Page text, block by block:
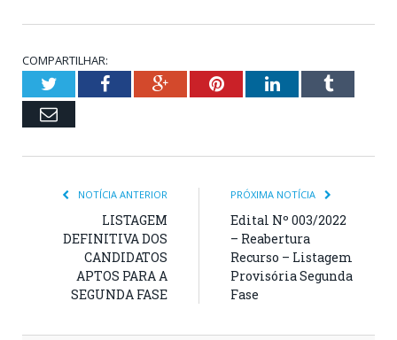
COMPARTILHAR:
TwitterFacebookGoogle+PinterestLinkedInTumblr
Email
NOTÍCIA ANTERIOR
LISTAGEM
DEFINITIVA DOS
CANDIDATOS
APTOS PARA A
SEGUNDA FASE
PRÓXIMA NOTÍCIA
Edital Nº 003/2022
– Reabertura
Recurso – Listagem
Provisória Segunda
Fase